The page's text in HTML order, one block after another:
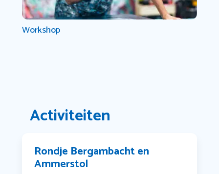
Workshop
Activiteiten
Rondje Bergambacht en
Ammerstol